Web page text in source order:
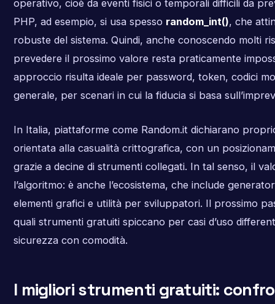
operativo, cioè da eventi fisici o temporali difficili da
PHP, ad esempio, si usa spesso random_int(), che
robuste del sistema. Quindi, anche conoscendo molti
prevedere il prossimo valore resta praticamente
approccio risulta ideale per password, token, codici
generale, per scenari in cui la fiducia si basa
In Italia, piattaforme come Random.it dichiarano
orientata alla casualità crittografica, con un
grazie a decine di strumenti collegati. In tal senso, il
l’algoritmo: è anche l’ecosistema, che include
elementi grafici e utilità per sviluppatori. Il prossimo
quali strumenti gratuiti spiccano per casi d’uso
sicurezza con comodità.
I migliori strumenti gratuiti: